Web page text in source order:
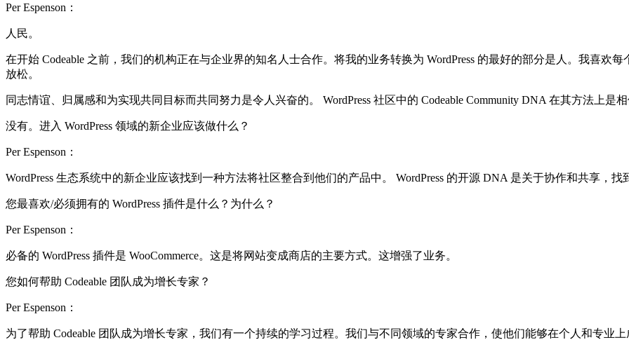
Per Espenson：
人民。
在开始 Codeable 之前，我们的机构正在与企业界的知名人士合作。将我的业务转换为 WordPress 的最好的部分是人。我喜欢
放松。
同志情谊、归属感和为实现共同目标而共同努力是令人兴奋的。 WordPress 社区中的 Codeable Community DNA 在其方法上是
没有。进入 WordPress 领域的新企业应该做什么？
Per Espenson：
WordPress 生态系统中的新企业应该找到一种方法将社区整合到他们的产品中。 WordPress 的开源 DNA 是关于协作和共享，找
您最喜欢/必须拥有的 WordPress 插件是什么？为什么？
Per Espenson：
必备的 WordPress 插件是 WooCommerce。这是将网站变成商店的主要方式。这增强了业务。
您如何帮助 Codeable 团队成为增长专家？
Per Espenson：
为了帮助 Codeable 团队成为增长专家，我们有一个持续的学习过程。我们与不同领域的专家合作，使他们能够在个人和专业上